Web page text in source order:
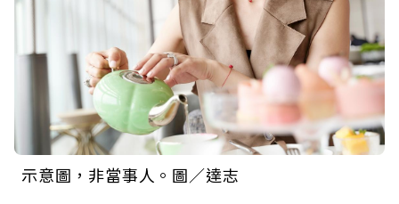
示意圖，非當事人。圖／達志